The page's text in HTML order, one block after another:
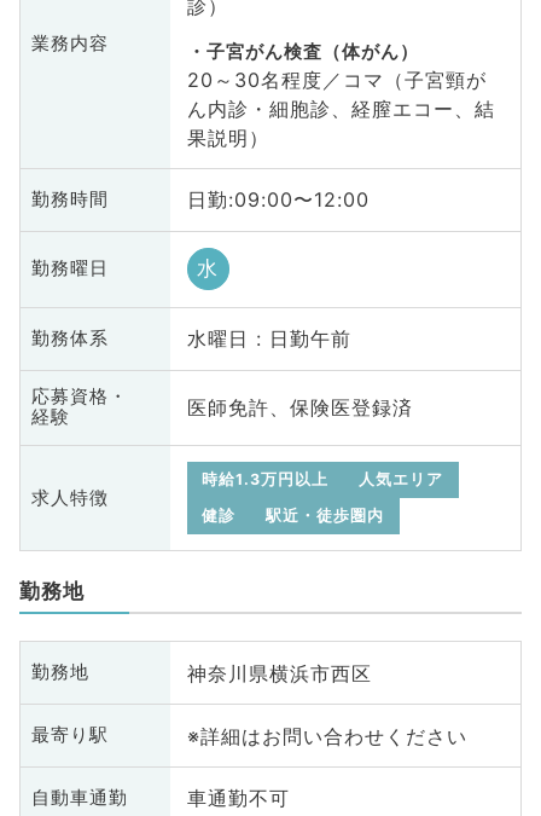
業務内容
診）
子宮がん検査（体がん）
20～30名程度／コマ（子宮頸が
ん内診・細胞診、経膣エコー、結
果説明）
勤務時間 日勤:09:00〜12:00
勤務曜日 水
勤務体系 水曜日 : 日勤午前
応募資格・
経験
医師免許、保険医登録済
求人特徴
時給1.3万円以上
人気エリア
健診
駅近・徒歩圏内
勤務地
勤務地 神奈川県横浜市西区
最寄り駅 ※詳細はお問い合わせください
自動車通勤 車通勤不可